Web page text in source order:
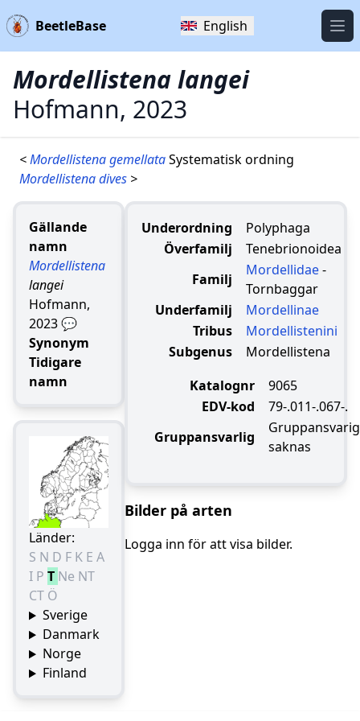
BeetleBase English
Mordellistena langei
Hofmann, 2023
<Mordellistena gemellataSystematisk ordning
Mordellistena dives >
Gällande
namn
Mordellistena
langei
Hofmann,
2023💬
Synonym
Tidigare
namn
Länder:
S N D F K E A
I P T Ne NT
CT Ö
Sverige
Danmark
Norge
Finland
Underordning
Polyphaga
Överfamilj
Tenebrionoidea
Familj
Mordellidae-
Tornbaggar
Underfamilj
Mordellinae
Tribus
Mordellistenini
Subgenus
Mordellistena
Katalognr
9065
EDV-kod
79-.011-.067-.
Gruppansvarlig
Gruppansvarig
saknas
Bilder på arten
Logga inn för att visa bilder.